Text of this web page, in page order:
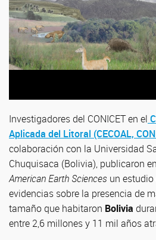
Investigadores del CONICET en el
Aplicada del Litoral (CECOAL,
colaboración con la Universidad
Chuquisaca (Bolivia), publicaron
American Earth Sciences un
evidencias sobre la presencia de
tamaño que habitaron Bolivia
entre 2,6 millones y 11 mil años